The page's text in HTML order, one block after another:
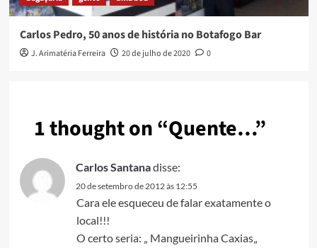
Carlos Pedro, 50 anos de história no Botafogo Bar
J. Arimatéria Ferreira 20 de julho de 2020 0
1 thought on “Quente…”
Carlos Santanadisse:
20 de setembro de 2012 às 12:55
Cara ele esqueceu de falar exatamente o
local!!!
O certo seria: „ Mangueirinha Caxias„